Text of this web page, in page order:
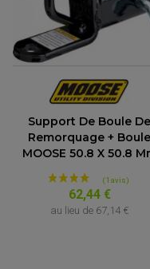
Support De Boule De
Remorquage + Boule
MOOSE 50.8 X 50.8
62,44 €
au lieu de 67,14 €